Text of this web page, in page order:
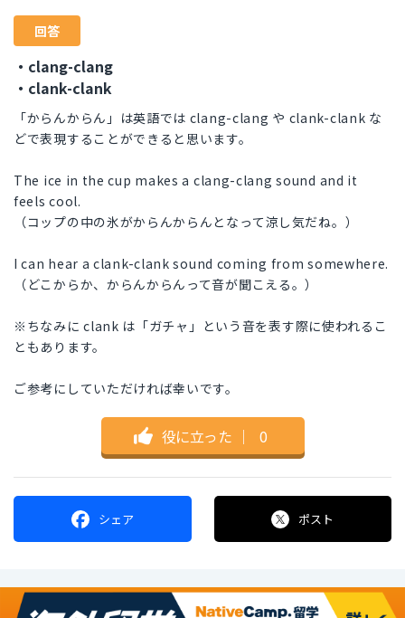
回答
・clang-clang
・clank-clank
「からんからん」は英語では clang-clang や clank-clank な
どで表現することができると思います。
The ice in the cup makes a clang-clang sound and it
feels cool.
（コップの中の氷がからんからんとなって涼し気だね。）
I can hear a clank-clank sound coming from somewhere.
（どこからか、からんからんって音が聞こえる。）
※ちなみに clank は「ガチャ」という音を表す際に使われるこ
ともあります。
ご参考にしていただければ幸いです。
役に立った ｜ 0
シェア ポスト